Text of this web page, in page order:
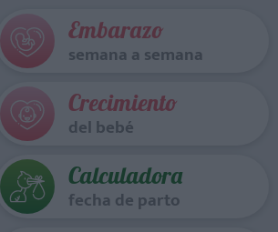
Embarazo
semana a semana
Crecimiento
del bebé
Calculadora
fecha de parto